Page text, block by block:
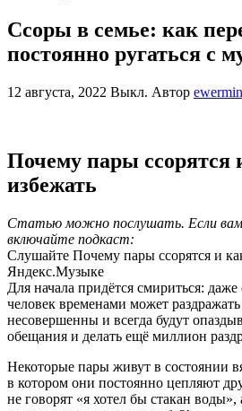
Ссоры в семье: как
постоянно ругаться с
12 августа, 2022 Выкл. Автор
Почему пары ссорятся
избежать
Cтатью можно послушать. Если вам
включайте подкаст:
Слушайте Почему пары ссорятся и
Яндекс.Музыке
Для начала придётся смириться:
человек временами может
несовершенны и всегда будут
обещания и делать ещё миллион
Некоторые пары живут в состоянии
в котором они постоянно цепляют
не говорят «я хотел бы стакан